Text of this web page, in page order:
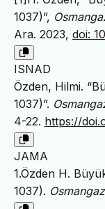
1037)”,
Ara. 2023, doi:
ISNAD
Özden, Hilmi.
1037)”.
4-22. https://
JAMA
1.Özden H.
1037).